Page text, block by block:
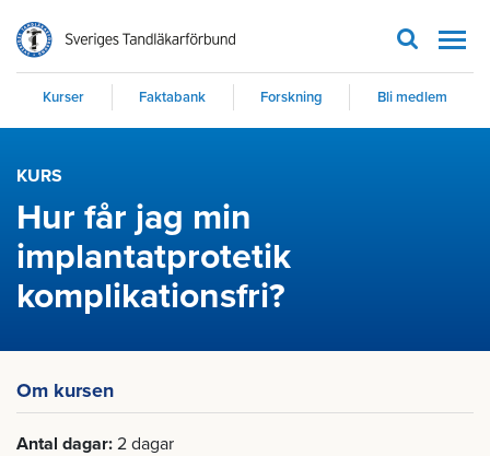
Kurser Faktabank Forskning Bli medlem
KURS
Hur får jag min
implantatprotetik
komplikationsfri?
Om kursen
Antal dagar 2 dagar